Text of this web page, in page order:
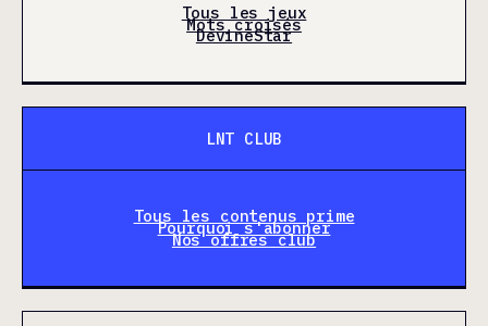
Tous les jeux
Mots croisés
DevineStar
LNT CLUB
Tous les contenus prime
Pourquoi s'abonner
Nos offres club